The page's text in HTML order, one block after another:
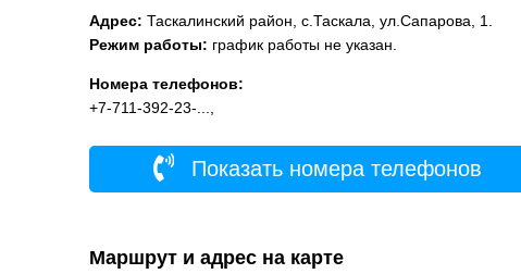
Адрес: Таскалинский район, с.Таскала, ул.Сапарова, 1.
Режим работы: график работы не указан.
Номера телефонов:
+7-711-392-23-...,
Показать номера телефонов
Маршрут и адрес на карте